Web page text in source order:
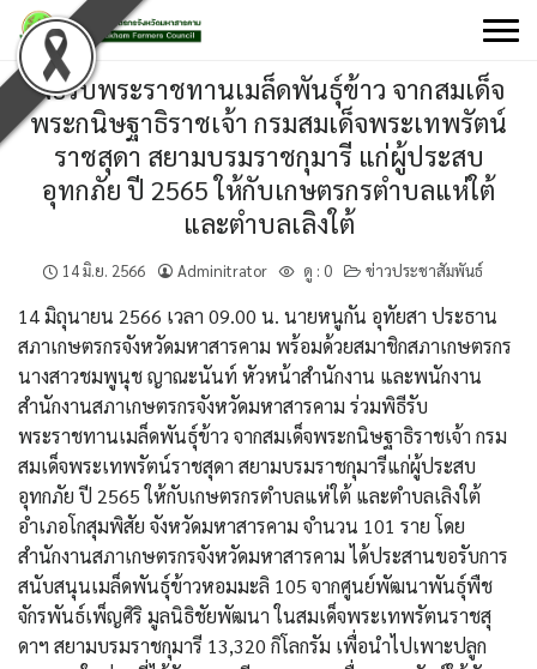
Skip
to
contentพิธีรับพระราชทานเมล็ดพันธุ์ข้าว จากสมเด็จ
พระกนิษฐาธิราชเจ้า กรมสมเด็จพระเทพรัตน์
ราชสุดา สยามบรมราชกุมารี แก่ผู้ประสบ
อุทกภัย ปี 2565 ให้กับเกษตรกรตำบลแห่ใต้
และตำบลเลิงใต้
14 มิ.ย. 2566 Adminitrator ดู : 0 ข่าวประชาสัมพันธ์
14 มิถุนายน 2566 เวลา 09.00 น. นายหนูกัน อุทัยสา ประธาน
สภาเกษตรกรจังหวัดมหาสารคาม พร้อมด้วยสมาชิกสภาเกษตรกร
นางสาวชมพูนุช ญาณะนันท์ หัวหน้าสำนักงาน และพนักงาน
สำนักงานสภาเกษตรกรจังหวัดมหาสารคาม ร่วมพิธีรับ
พระราชทานเมล็ดพันธุ์ข้าว จากสมเด็จพระกนิษฐาธิราชเจ้า กรม
สมเด็จพระเทพรัตน์ราชสุดา สยามบรมราชกุมารีแก่ผู้ประสบ
อุทกภัย ปี 2565 ให้กับเกษตรกรตำบลแห่ใต้ และตำบลเลิงใต้
อำเภอโกสุมพิสัย จังหวัดมหาสารคาม จำนวน 101 ราย โดย
สำนักงานสภาเกษตรกรจังหวัดมหาสารคาม ได้ประสานขอรับการ
สนับสนุนเมล็ดพันธุ์ข้าวหอมมะลิ 105 จากศูนย์พัฒนาพันธุ์พืช
จักรพันธ์เพ็ญศิริ มูลนิธิชัยพัฒนา ในสมเด็จพระเทพรัตนราชสุ
ดาฯ สยามบรมราชกุมารี 13,320 กิโลกรัม เพื่อนำไปเพาะปลูก